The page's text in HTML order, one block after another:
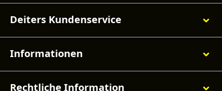
Deiters Kundenservice
Informationen
Rechtliche Information